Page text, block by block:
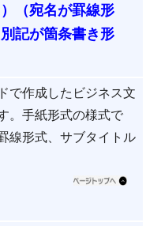
（宛名が罫線形
記が箇条書き形
で作成したビジネス文
。手紙形式の様式で
線形式、サブタイトル